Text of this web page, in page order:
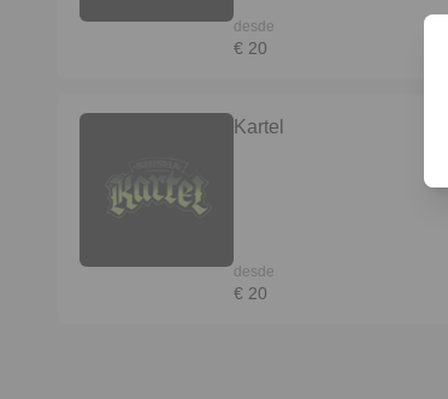
desde
€ 20
Kartel
desde
€ 20